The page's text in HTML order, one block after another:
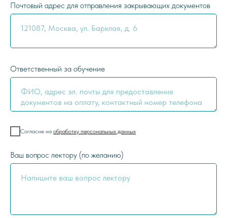
Почтовый адрес для отправления закрывающих документов
Ответственный за обучение
Согласие на обработку персональных данных
Ваш вопрос лектору (по желанию)